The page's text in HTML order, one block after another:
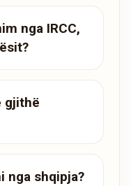
nga IRCC,
gjithë
nga shqipja?